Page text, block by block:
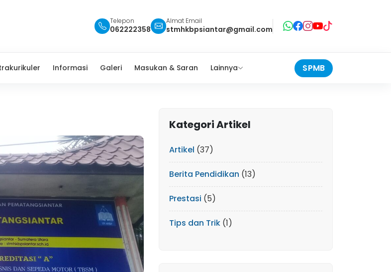
Telepon
062222358
Almat Email
stmhkbpsiantar@gmail.com
Informasi Galeri Masukan & Saran Lainnya SPMB
Kategori Artikel
Artikel (37)
Berita Pendidikan (13)
Prestasi (5)
Tips dan Trik (1)